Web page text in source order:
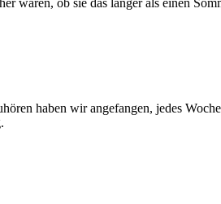
waren, ob sie das länger als einen
haben wir angefangen, jedes